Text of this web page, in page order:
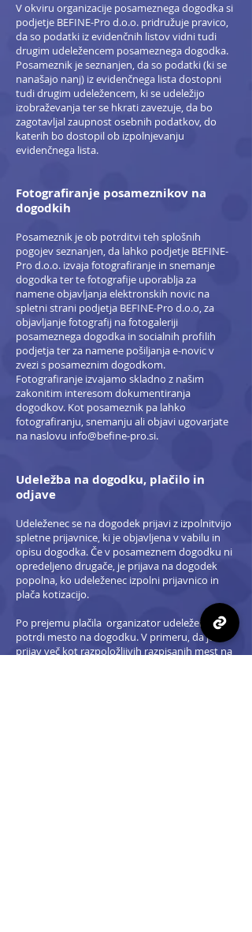
V okviru organizacije posameznega dogodka si
podjetje BEFINE-Pro d.o.o. pridružuje pravico,
da so podatki iz evidenčnih listov vidni tudi
drugim udeležencem posameznega dogodka.
Posameznik je seznanjen, da so podatki (ki se
nanašajo nanj) iz evidenčnega lista dostopni
tudi drugim udeležencem, ki se udeležijo
izobraževanja ter se hkrati zavezuje, da bo
zagotavljal zaupnost osebnih podatkov, do
katerih bo dostopil ob izpolnjevanju
evidenčnega lista.
Fotografiranje posameznikov na
dogodkih
Posameznik je ob potrditvi teh splošnih
pogojev seznanjen, da lahko podjetje BEFINE-
Pro d.o.o. izvaja fotografiranje in snemanje
dogodka ter te fotografije uporablja za
namene objavljanja elektronskih novic na
spletni strani podjetja BEFINE-Pro d.o.o, za
objavljanje fotografij na fotogaleriji
posameznega dogodka in socialnih profilih
podjetja ter za namene pošiljanja e-novic v
zvezi s posameznim dogodkom.
Fotografiranje izvajamo skladno z našim
zakonitim interesom dokumentiranja
dogodkov. Kot posameznik pa lahko
fotografiranju, snemanju ali objavi ugovarjate
na naslovu info@befine-pro.si.
Udeležba na dogodku, plačilo in
odjave
Udeleženec se na dogodek prijavi z izpolnitvijo
spletne prijavnice, ki je objavljena v vabilu in
opisu dogodka. Če v posameznem dogodku ni
opredeljeno drugače, je prijava na dogodek
popolna, ko udeleženec izpolni prijavnico in
plača kotizacijo.
Po prejemu plačila organizator udeležencu
potrdi mesto na dogodku. V primeru, da je
prijav več kot razpoložljivih razpisanih mest na